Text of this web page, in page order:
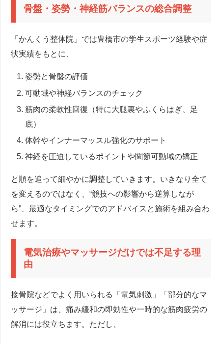
骨盤・姿勢・神経筋バランスの総合調整
「かんくう整体院」では豊橋市の学生スポーツ経験や症
状実績をもとに、
姿勢と骨盤の評価
可動域や神経バランスのチェック
筋肉の柔軟性回復（特に大腿裏やふくらはぎ、足
底）
体幹やインナーマッスル強化のサポート
神経を圧迫しているポイントや関節可動域の矯正
と順を追って細やかに調整していきます。いきなり全て
を変えるのではなく、“競技への影響から逆算しなが
ら”、最適なタイミングでのアドバイスと施術を組み合わ
せます。
電気治療やマッサージだけでは不足する理
由
接骨院などでよく用いられる「電気刺激」「部分的なマ
ッサージ」は、痛み緩和の即効性や一時的な筋肉疲労の
解消には役立ちます。ただし、